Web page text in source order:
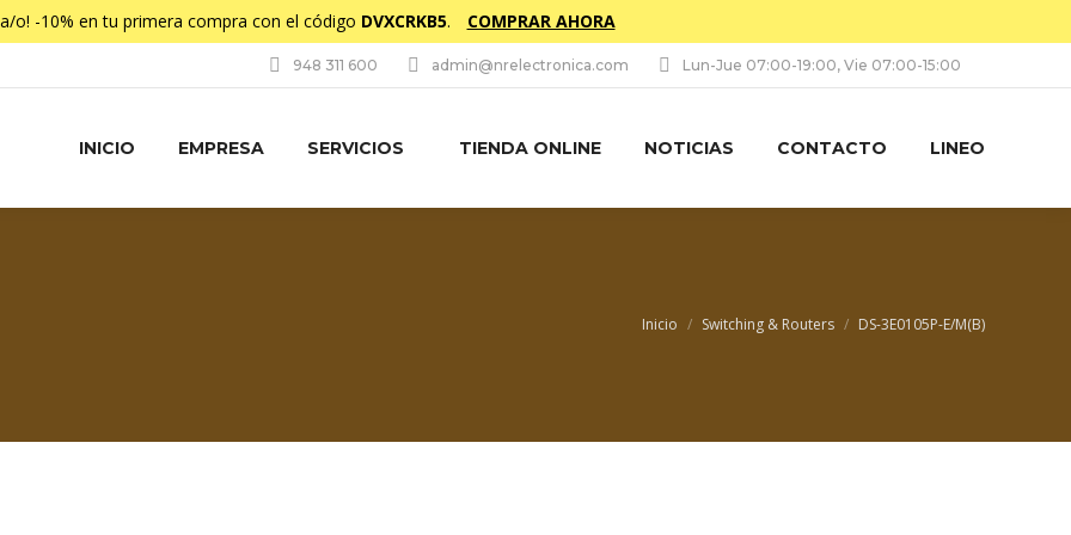
o! -10% en tu primera compra con el código DVXCRKB5. COMPRAR AHORA
948 311 600 admin@nrelectronica.com Lun-Jue 07:00-19:00, Vie 07:00-15:00
INICIO EMPRESA SERVICIOS TIENDA ONLINE NOTICIAS CONTACTO LINEO
Estás aquí:
Inicio Switching & Routers DS-3E0105P-E/M(B)